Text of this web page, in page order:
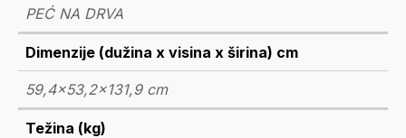
PEĆ NA DRVA
Dimenzije (dužina x visina x širina) cm
59,4x53,2x131,9 cm
Težina (kg)